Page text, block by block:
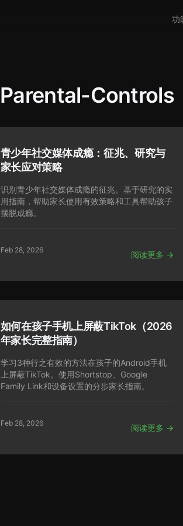
功
Parental-Controls
青少年社交媒体成瘾：征兆、研究与
家长应对策略
识别青少年社交媒体成瘾的征兆。基于研究的实
用指南，帮助家长使用有效策略和工具帮助孩子
摆脱成瘾。
Feb 28, 2026 阅读更多 →
如何在孩子手机上屏蔽TikTok（2026
年家长完整指南）
学习3种行之有效的方法在孩子的Android手机
上屏蔽TikTok。使用Shortstop、Google
Family Link和设备设置的分步家长指南。
Feb 28, 2026 阅读更多 →